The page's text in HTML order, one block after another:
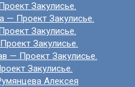
Закулисье.
— Проект Закулисье.
Закулисье.
Закулисье.
— Проект Закулисье.
Закулисье.
Алексея